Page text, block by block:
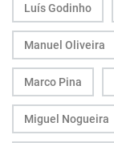
Luís Godinho
Manuel Oliveira
Marco Pina
Miguel Nogueira